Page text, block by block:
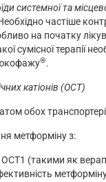
системної та
частіше
на початку
сумісної терапії
®.
катіонів (OCT)
обох
метформіну з:
OCT1 (такими як